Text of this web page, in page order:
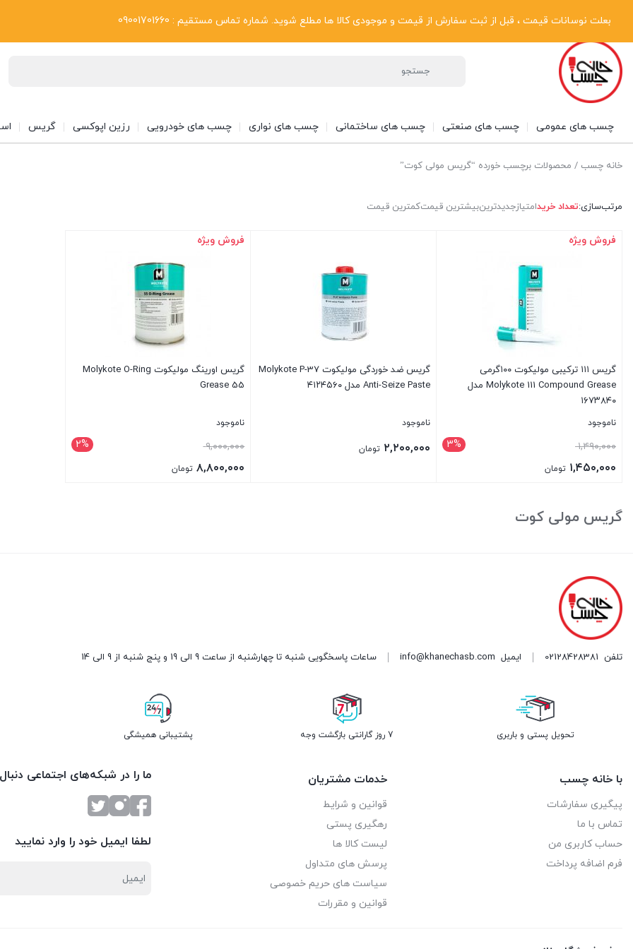
بعلت نوسانات قیمت ، قبل از ثبت سفارش از قیمت و موجودی کالا ها مطلع شوید. شماره تماس مستقیم : 09001701660
پیگیری سفارشات دریافت فاکتور رسمی تماس با ما درباره ما بلاگ
چسب های عمومی چسب های صنعتی چسب های ساختمانی چسب های نواری چسب های خودرویی رزین اپوکسی گریس
خانه چسب / محصولات برچسب خورده “گریس مولی کوت”
مرتب‌سازی:تعداد خریدامتیازجدیدترینبیشترین قیمتکمترین قیمت
فروش ویژه
گریس ۱۱۱ ترکیبی مولیکوت ۱۰۰گرمی
Molykote 111 Compound Grease مدل
۱۶۷۳۸۴۰
ناموجود
3% ۱,۴۹۰,۰۰۰قیمت
اصلی:۱,۴۵۰,۰۰۰ تومان
فعلی:
۱,۴۵۰,۰۰۰ تومان.
گریس ضد خوردگی مولیکوت Molykote P-37
Anti-Seize Paste مدل ۴۱۲۴۵۶۰
ناموجود
۲,۲۰۰,۰۰۰ تومان
فروش ویژه
گریس اورینگ مولیکوت Molykote O-Ring
Grease 55
ناموجود
2% ۹,۰۰۰,۰۰۰قیمت
اصلی:۸,۸۰۰,۰۰۰ تومان
گریس مولی کوت
تلفن 02128428381 ایمیل info@khanechasb.com ساعات پاسخگویی شنبه تا چهارشنبه از ساعت 9 الی 19 و پنج شنبه از 9 الی 14
تحویل پستی و باربری 7 روز گارانتی بازگشت وجه پشتیبانی همیشگی
با خانه چسب
پیگیری سفارشات
تماس با ما
حساب کاربری من
فرم اضافه پرداخت
خدمات مشتریان
قوانین و شرایط
رهگیری پستی
لیست کالا ها
پرسش های متداول
سیاست های حریم خصوصی
قوانین و مقررات
ما را در شبکه‌های اجتماعی
لطفا ایمیل خود را وارد نمایید